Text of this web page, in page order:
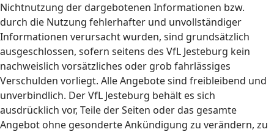
Nichtnutzung der dargebotenen Informationen bzw.
durch die Nutzung fehlerhafter und unvollständiger
Informationen verursacht wurden, sind grundsätzlich
ausgeschlossen, sofern seitens des VfL Jesteburg kein
nachweislich vorsätzliches oder grob fahrlässiges
Verschulden vorliegt. Alle Angebote sind freibleibend und
unverbindlich. Der VfL Jesteburg behält es sich
ausdrücklich vor, Teile der Seiten oder das gesamte
Angebot ohne gesonderte Ankündigung zu verändern, zu